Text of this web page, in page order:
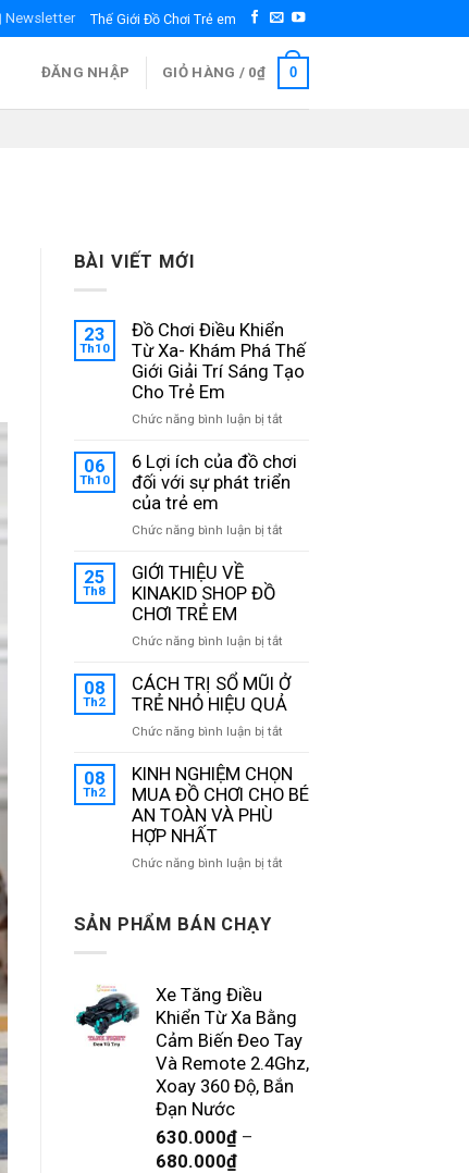
Newsletter Thế Giới Đồ Chơi Trẻ em
ĐĂNG NHẬP GIỎ HÀNG / 0₫ 0
BÀI VIẾT MỚI
23
Th10
Đồ Chơi Điều Khiển
Từ Xa- Khám Phá Thế
Giới Giải Trí Sáng Tạo
Cho Trẻ Em
Chức năng bình luận bị tắtở
Chơi
Điều
Xa-
Sáng
Tạo
Cho
Trẻ
06
Th10
6 Lợi ích của đồ chơi
đối với sự phát triển
của trẻ em
Chức năng bình luận bị tắtở
chơi
với
sự
của
trẻ
em
25
Th8
GIỚI THIỆU VỀ
KINAKID SHOP ĐỒ
CHƠI TRẺ EM
Chức năng bình luận bị tắtở
THIỆU
VỀ
SHOP
CHƠI
TRẺ
08
Th2
CÁCH TRỊ SỔ MŨI Ở
TRẺ NHỎ HIỆU QUẢ
Chức năng bình luận bị tắtở
TRỊ
SỔ
NHỎ
08
Th2
KINH NGHIỆM CHỌN
MUA ĐỒ CHƠI CHO BÉ
AN TOÀN VÀ PHÙ
HỢP NHẤT
Chức năng bình luận bị tắtở
BÉ
AN
TOÀN
VÀ
PHÙ
SẢN PHẨM BÁN CHẠY
Xe Tăng Điều
Khiển Từ Xa Bằng
Cảm Biến Đeo Tay
Và Remote 2.4Ghz,
Xoay 360 Độ, Bắn
Đạn Nước
630.000₫ –
680.000₫Khoảng